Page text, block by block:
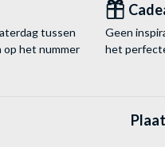
tussen
op het nummer
Geen
het